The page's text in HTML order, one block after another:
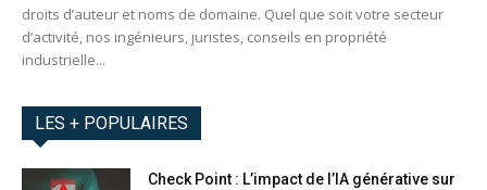
droits d’auteur et noms de domaine. Quel que soit votre secteur
d’activité, nos ingénieurs, juristes, conseils en propriété
industrielle...
LES + POPULAIRES
Check Point : L’impact de l’IA générative sur